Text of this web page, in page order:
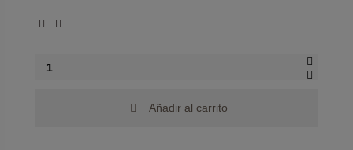
Añadir al carrito